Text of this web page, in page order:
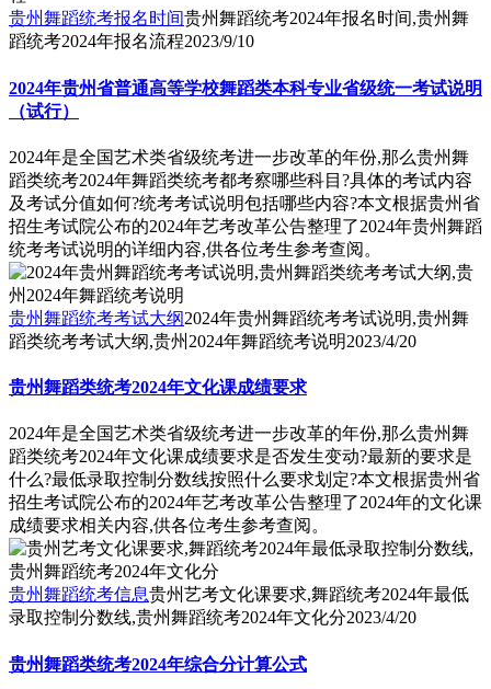
贵州舞蹈统考报名时间贵州舞蹈统考2024年报名时间,贵州舞
蹈统考2024年报名流程2023/9/10
2024年贵州省普通高等学校舞蹈类本科专业省级统一考试说明
（试行）
2024年是全国艺术类省级统考进一步改革的年份,那么贵州舞
蹈类统考2024年舞蹈类统考都考察哪些科目?具体的考试内容
及考试分值如何?统考考试说明包括哪些内容?本文根据贵州省
招生考试院公布的2024年艺考改革公告整理了2024年贵州舞蹈
统考考试说明的详细内容,供各位考生参考查阅。
贵州舞蹈统考考试大纲2024年贵州舞蹈统考考试说明,贵州舞
蹈类统考考试大纲,贵州2024年舞蹈统考说明2023/4/20
贵州舞蹈类统考2024年文化课成绩要求
2024年是全国艺术类省级统考进一步改革的年份,那么贵州舞
蹈类统考2024年文化课成绩要求是否发生变动?最新的要求是
什么?最低录取控制分数线按照什么要求划定?本文根据贵州省
招生考试院公布的2024年艺考改革公告整理了2024年的文化课
成绩要求相关内容,供各位考生参考查阅。
贵州舞蹈统考信息贵州艺考文化课要求,舞蹈统考2024年最低
录取控制分数线,贵州舞蹈统考2024年文化分2023/4/20
贵州舞蹈类统考2024年综合分计算公式